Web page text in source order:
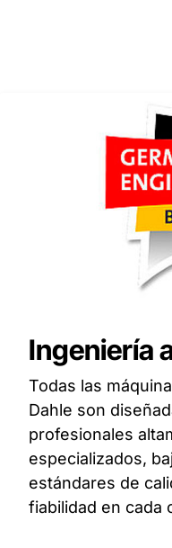
Ingeniería
Todas las
Dahle son
profesionales
especializados,
estándares de
fiabilidad en cada